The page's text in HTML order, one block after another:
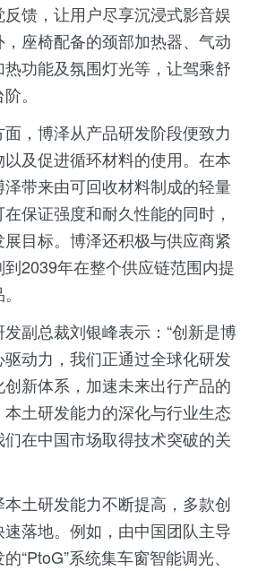
馈，让用户尽享沉浸式影音娱
座椅配备的颈部加热器、气动
功能及氛围灯光等，让驾乘舒
。
，博泽从产品研发阶段便致力
及促进循环材料的使用。在本
带来由可回收材料制成的轻量
保证强度和耐久性能的同时，
目标。博泽还积极与供应商紧
2039年在整个供应链范围内提
副总裁刘银峰表示： 创新是博
动力，我们正通过全球化研发
新体系，加速未来出行产品的
土研发能力的深化与行业生态
在中国市场取得技术突破的关
土研发能力不断提高，多款创
落地。例如，由中国团队主导
的 PtoG 系统集车窗智能调光、